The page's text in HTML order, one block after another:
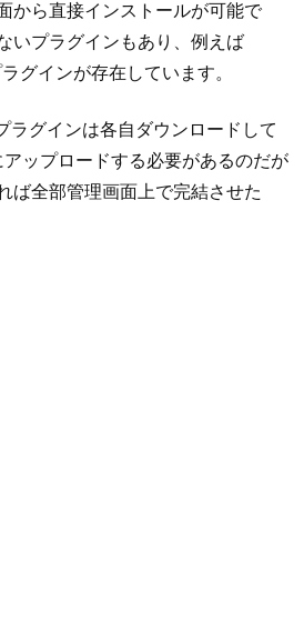
から直接インストールが可能で
いプラグインもあり、例えば
グインが存在しています。
ラグインは各自ダウンロードして
ップロードする必要があるのだが
ば全部管理画面上で完結させた